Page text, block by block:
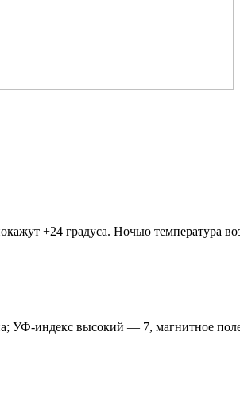
+24 градуса. Ночью температура
УФ-индекс высокий — 7, магнитное